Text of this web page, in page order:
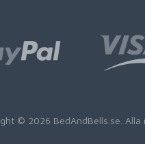
© 2026 BedAndBells.se.